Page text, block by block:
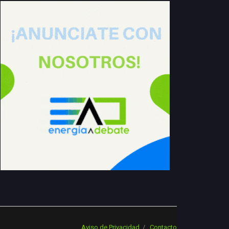
Aviso de Privacidad Contacto